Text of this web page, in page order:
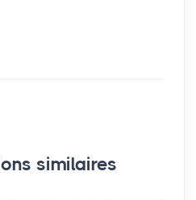
similaires